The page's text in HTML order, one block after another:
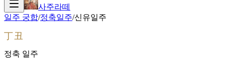
사주라떼
일주 궁합/정축일주/신유일주
丁丑
정축 일주